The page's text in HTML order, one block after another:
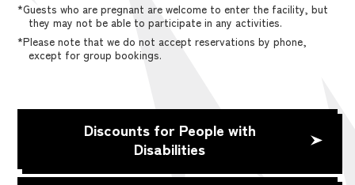
*Guests who are pregnant are welcome to enter the facility, but
they may not be able to participate in any activities.
*Please note that we do not accept reservations by phone,
except for group bookings.
Discounts for People with
Disabilities